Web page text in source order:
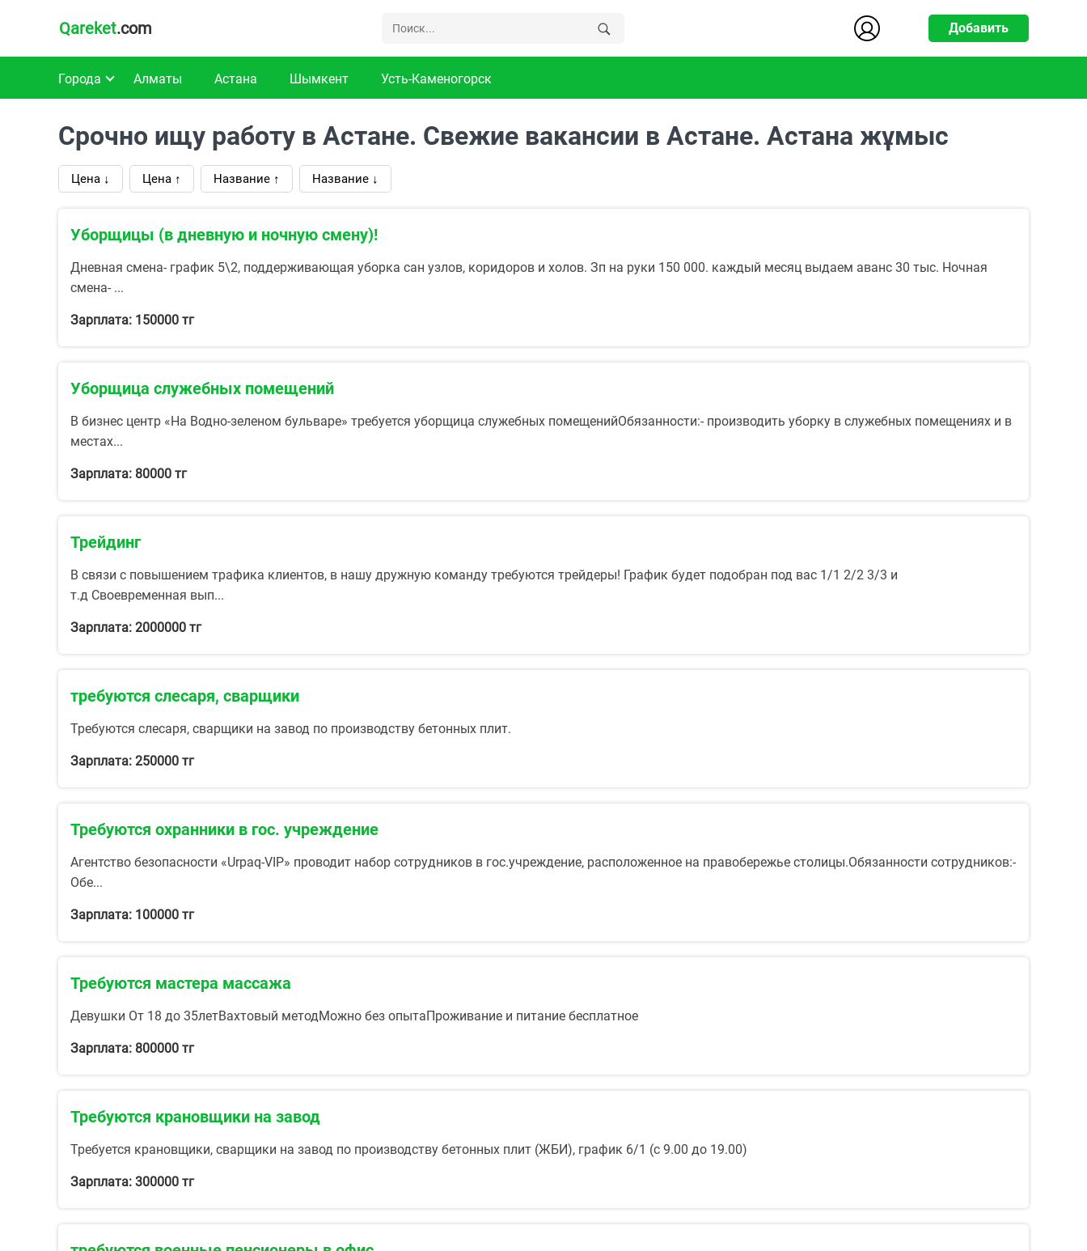
Qareket.com Добавить
Города Алматы Астана Шымкент Усть-Каменогорск
Срочно ищу работу в Астане. Свежие вакансии в Астане. Астана жұмыс
Цена ↓ Цена ↑ Название ↑ Название ↓
Уборщицы (в дневную и ночную смену)!
Дневная смена- график 5\2, поддерживающая уборка сан узлов, коридоров и холов. Зп на руки 150 000. каждый месяц выдаем аванс 30 тыс. Ночная
смена- ...
Зарплата: 150000 тг
Уборщица служебных помещений
В бизнес центр «На Водно-зеленом бульваре» требуется уборщица служебных помещенийОбязанности:- производить уборку в служебных помещениях и в
местах...
Зарплата: 80000 тг
Трейдинг
В связи с повышением трафика клиентов, в нашу дружную команду требуются трейдеры! График будет подобран под вас 1/1 2/2 3/3 и
т.д Своевременная вып...
Зарплата: 2000000 тг
требуются слесаря, сварщики
Требуются слесаря, сварщики на завод по производству бетонных плит.
Зарплата: 250000 тг
Требуются охранники в гос. учреждение
Агентство безопасности «Urpaq-VIP» проводит набор сотрудников в гос.учреждение, расположенное на правобережье столицы.Обязанности сотрудников:-
Обе...
Зарплата: 100000 тг
Требуются мастера массажа
Девушки От 18 до 35летВахтовый методМожно без опытаПроживание и питание бесплатное
Зарплата: 800000 тг
Требуются крановщики на завод
Требуется крановщики, сварщики на завод по производству бетонных плит (ЖБИ), график 6/1 (с 9.00 до 19.00)
Зарплата: 300000 тг